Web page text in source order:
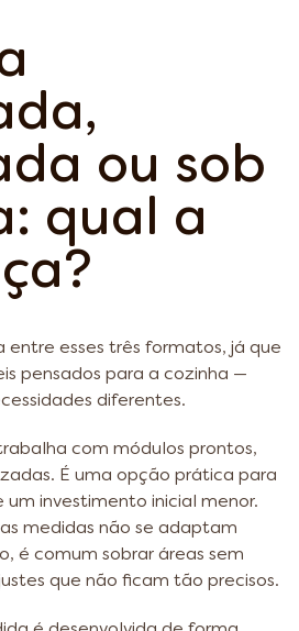
ou sob
qual a
entre esses três formatos, já que
pensados para a cozinha —
diferentes.
com módulos prontos,
É uma opção prática para
um investimento inicial menor.
medidas não se adaptam
é comum sobrar áreas sem
que não ficam tão precisos.